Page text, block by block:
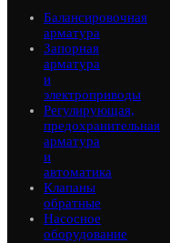
Балансировочная
арматура
Запорная
арматура
и
электроприводы
Регулирующая,
предохранительная
арматура
и
автоматика
Клапаны
обратные
Насосное
оборудование